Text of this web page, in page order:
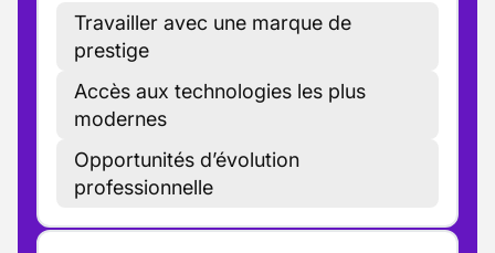
Travailler avec une marque de
prestige
Accès aux technologies les plus
modernes
Opportunités d’évolution
professionnelle